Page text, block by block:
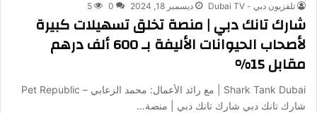
تلفزيون دبي - Dubai TV ديسمبر 18, 2024 0
5
شارك تانك دبي | منصة تخلق تسهيلات كبيرة
لأصحاب الحيوانات الأليفة بـ 600 ألف درهم
مقابل 15%
Shark Tank Dubai | مع رائد الأعمال: محمد الزعابي – Pet Republic
شارك تانك دبي شارك تانك دبي | منصة…